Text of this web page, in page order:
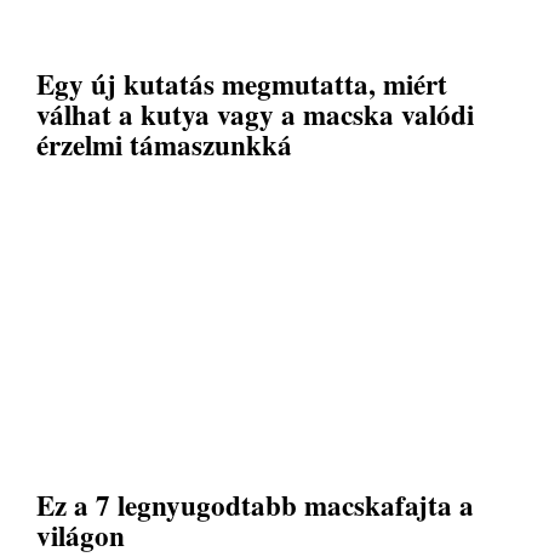
Egy új kutatás megmutatta, miért
válhat a kutya vagy a macska valódi
érzelmi támaszunkká
Ez a 7 legnyugodtabb macskafajta a
világon